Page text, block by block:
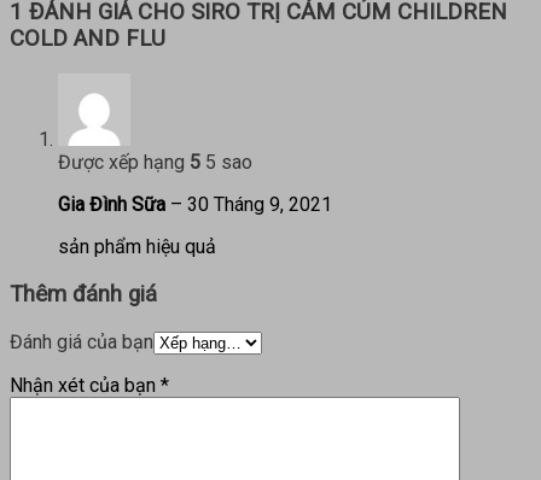
1 ĐÁNH GIÁ CHO SIRO TRỊ CẢM CÚM CHILDREN
COLD AND FLU
Được xếp hạng 5 5 sao
Gia Đình Sữa – 30 Tháng 9, 2021
sản phẩm hiệu quả
Thêm đánh giá
Đánh giá của bạn
Nhận xét của bạn *